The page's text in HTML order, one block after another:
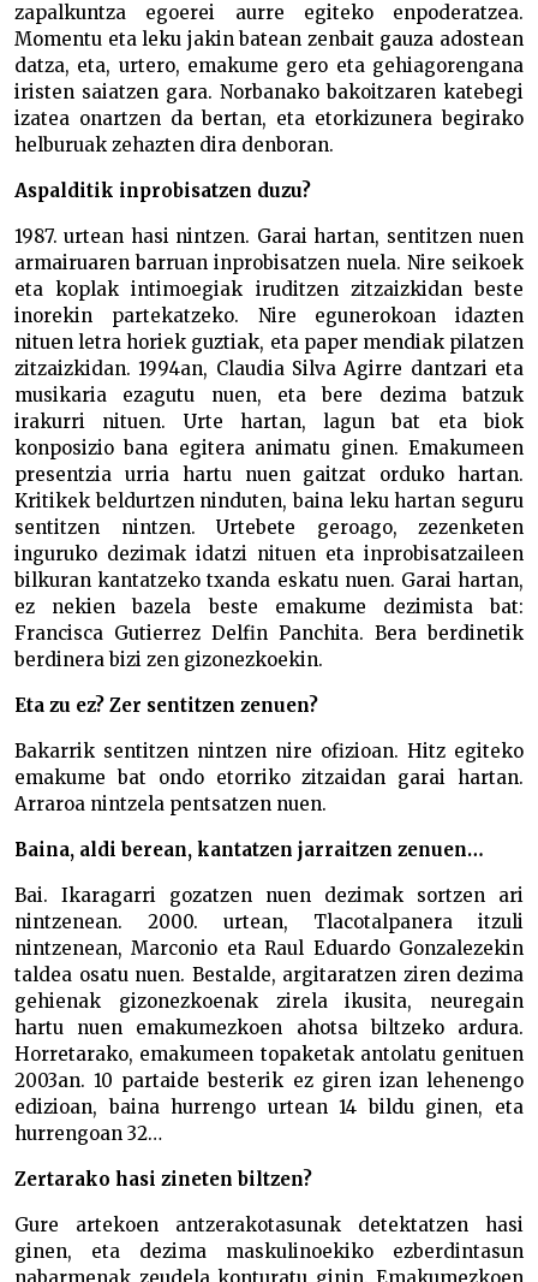
zapalkuntza egoerei aurre egiteko enpoderatzea.
Momentu eta leku jakin batean zenbait gauza adostean
datza, eta, urtero, emakume gero eta gehiagorengana
iristen saiatzen gara. Norbanako bakoitzaren katebegi
izatea onartzen da bertan, eta etorkizunera begirako
helburuak zehazten dira denboran.
Aspalditik inprobisatzen duzu?
1987. urtean hasi nintzen. Garai hartan, sentitzen nuen
armairuaren barruan inprobisatzen nuela. Nire seikoek
eta koplak intimoegiak iruditzen zitzaizkidan beste
inorekin partekatzeko. Nire egunerokoan idazten
nituen letra horiek guztiak, eta paper mendiak pilatzen
zitzaizkidan. 1994an, Claudia Silva Agirre dantzari eta
musikaria ezagutu nuen, eta bere dezima batzuk
irakurri nituen. Urte hartan, lagun bat eta biok
konposizio bana egitera animatu ginen. Emakumeen
presentzia urria hartu nuen gaitzat orduko hartan.
Kritikek beldurtzen ninduten, baina leku hartan seguru
sentitzen nintzen. Urtebete geroago, zezenketen
inguruko dezimak idatzi nituen eta inprobisatzaileen
bilkuran kantatzeko txanda eskatu nuen. Garai hartan,
ez nekien bazela beste emakume dezimista bat:
Francisca Gutierrez Delfin Panchita. Bera berdinetik
berdinera bizi zen gizonezkoekin.
Eta zu ez? Zer sentitzen zenuen?
Bakarrik sentitzen nintzen nire ofizioan. Hitz egiteko
emakume bat ondo etorriko zitzaidan garai hartan.
Arraroa nintzela pentsatzen nuen.
Baina, aldi berean, kantatzen jarraitzen zenuen…
Bai. Ikaragarri gozatzen nuen dezimak sortzen ari
nintzenean. 2000. urtean, Tlacotalpanera itzuli
nintzenean, Marconio eta Raul Eduardo Gonzalezekin
taldea osatu nuen. Bestalde, argitaratzen ziren dezima
gehienak gizonezkoenak zirela ikusita, neuregain
hartu nuen emakumezkoen ahotsa biltzeko ardura.
Horretarako, emakumeen topaketak antolatu genituen
2003an. 10 partaide besterik ez giren izan lehenengo
edizioan, baina hurrengo urtean 14 bildu ginen, eta
hurrengoan 32…
Zertarako hasi zineten biltzen?
Gure artekoen antzerakotasunak detektatzen hasi
ginen, eta dezima maskulinoekiko ezberdintasun